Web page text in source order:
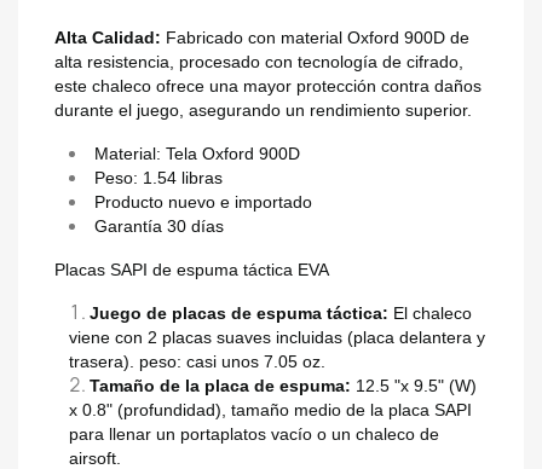
Alta Calidad: Fabricado con material Oxford 900D de
alta resistencia, procesado con tecnología de cifrado,
este chaleco ofrece una mayor protección contra daños
durante el juego, asegurando un rendimiento superior.
Material: Tela Oxford 900D
Peso: 1.54 libras
Producto nuevo e importado
Garantía 30 días
Placas SAPI de espuma táctica EVA
Juego de placas de espuma táctica: El chaleco
viene con 2 placas suaves incluidas (placa delantera y
trasera). peso: casi unos 7.05 oz.
Tamaño de la placa de espuma: 12.5 "x 9.5" (W)
x 0.8" (profundidad), tamaño medio de la placa SAPI
para llenar un portaplatos vacío o un chaleco de
airsoft.